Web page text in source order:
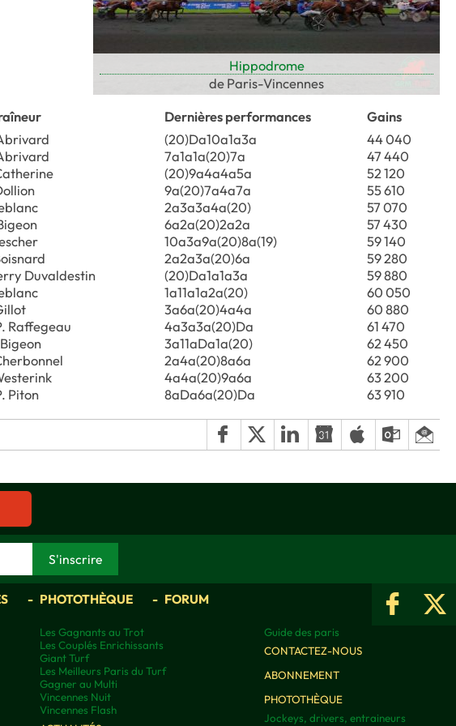
Hippodrome
de Paris-Vincennes
Dernières performances
Gains
(20)Da10a1a3a
44 040
7a1a1a(20)7a
47 440
(20)9a4a4a5a
52 120
9a(20)7a4a7a
55 610
2a3a3a4a(20)
57 070
6a2a(20)2a2a
57 430
10a3a9a(20)8a(19)
59 140
2a2a3a(20)6a
59 280
Duvaldestin (20)Da1a1a3a
59 880
1a11a1a2a(20)
60 050
3a6a(20)4a4a
60 880
Raffegeau 4a3a3a(20)Da
61 470
3a11aDa1a(20)
62 450
2a4a(20)8a6a
62 900
4a4a(20)9a6a
63 200
Piton 8aDa6a(20)Da 63 910
PHOTOTHÈQUE FORUM
Les Gagnants au Trot
Les Couplés Enrichissants
Giant Turf
Les Meilleurs Paris du Turf
Gagner au Multi
Vincennes Nuit
Vincennes Flash
Guide des paris
CONTACTEZ-NOUS
ABONNEMENT
PHOTOTHÈQUE
Jockeys, drivers, entraineurs